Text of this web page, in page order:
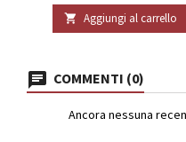
 Aggiungi al carrello
COMMENTI (0)
Ancora nessuna